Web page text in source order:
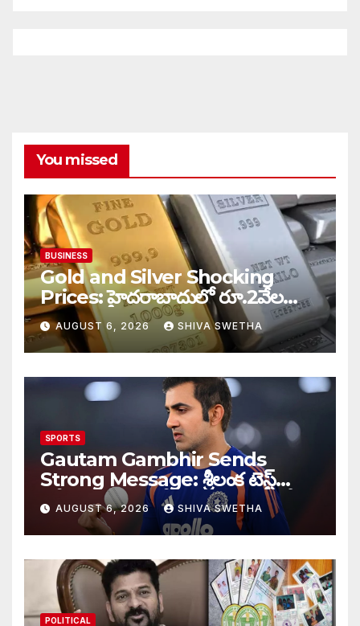
You missed
BUSINESS
Gold and Silver Shocking
Prices: హైదరాబాదులో రూ.2వేల
900 పెరిగిన తులం రేటు…
AUGUST 6, 2026 SHIVA SWETHA
SPORTS
Gautam Gambhir Sends
Strong Message: శ్రీలంక టెస్ట్
సిరీస్‌కు ముందు టీమిండియాకు గంభీర్
వార్నింగ్…
AUGUST 6, 2026 SHIVA SWETHA
POLITICAL